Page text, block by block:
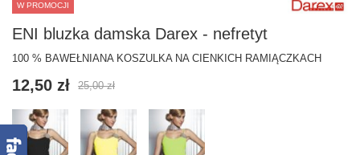
W PROMOCJI
ENI bluzka damska Darex - nefretyt
100 % BAWEŁNIANA KOSZULKA NA CIENKICH RAMIĄCZKACH
12,50 zł 25,00 zł